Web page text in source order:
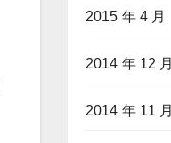
2015 年 4 月
2014 年 12 月
2014 年 11 月